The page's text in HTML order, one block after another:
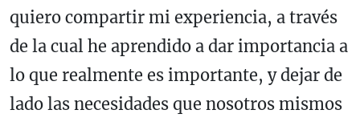
quiero compartir mi experiencia, a través
de la cual he aprendido a dar importancia a
lo que realmente es importante, y dejar de
lado las necesidades que nosotros mismos